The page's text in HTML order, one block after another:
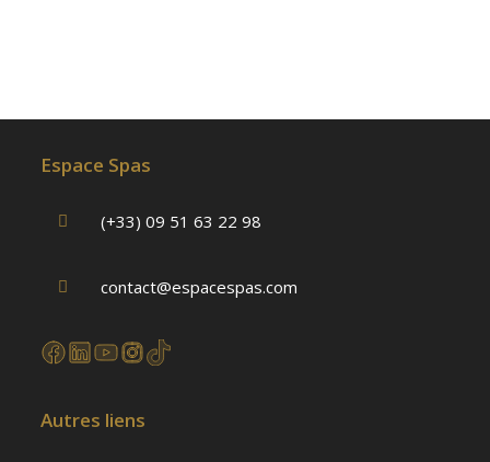
Espace Spas
(+33) 09 51 63 22 98
contact@espacespas.com
Autres liens